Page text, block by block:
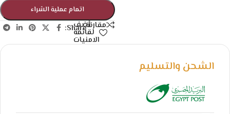
اتمام عملية الشراء
مقارنةأضف
لقائمة
الامنيات
Share:
الشحن والتسليم